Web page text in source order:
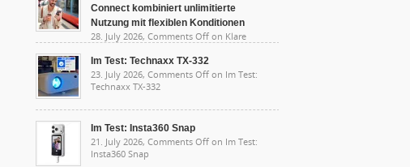
Connect kombiniert unlimitierte
Nutzung mit flexiblen Konditionen
28. July 2026, Comments Off on Klare
unlimitierte Nutzung mit flexiblen Konditionen
Im Test: Technaxx TX-332
23. July 2026, Comments Off on Im Test:
Technaxx TX-332
Im Test: Insta360 Snap
21. July 2026, Comments Off on Im Test:
Insta360 Snap